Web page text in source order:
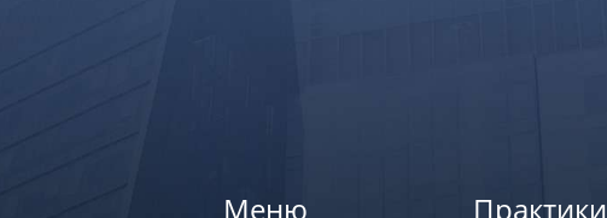
Меню Практики